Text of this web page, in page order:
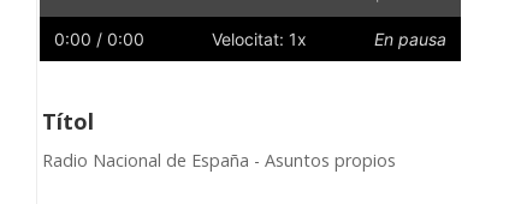
Lent
0:00 / 0:00 Velocitat: 1x En pausa
Títol
Radio Nacional de España - Asuntos propios